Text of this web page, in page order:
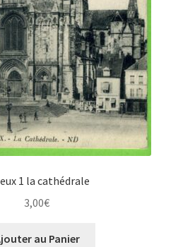
1 la cathédrale
3,00€
au Panier